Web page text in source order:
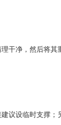
干净，然后将其
议设临时支撑